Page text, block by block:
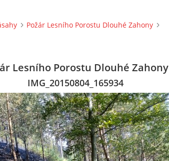
Požár Lesního Porostu Dlouhé Zahony
Lesního Porostu Dlouhé Zahony
IMG_20150804_165934